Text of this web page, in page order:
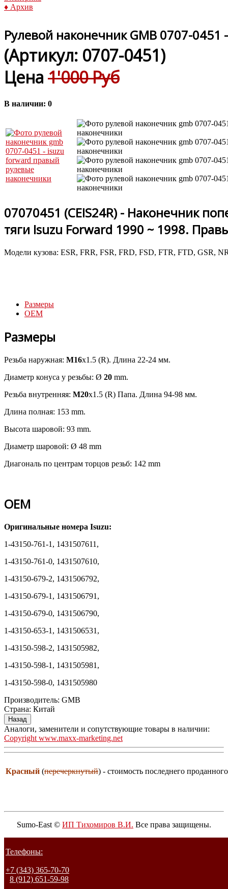
♦ Архив
Рулевой наконечник GMB 0707-
(Артикул: 0707-0451)
Цена 1'000 Руб
В наличии: 0
07070451 (CEIS24R) - Наконечник
тяги Isuzu Forward 1990 ~ 1998.
Модели кузова: ESR, FRR, FSR, FRD, FSD, FTR, FTD, GSR,
Размеры
OEM
Размеры
Резьба наружная: M16x1.5 (R). Длина 22-24 мм.
Диаметр конуса у резьбы: Ø 20 mm.
Резьба внутренняя: M20x1.5 (R) Папа. Длина 94-98 мм.
Длина полная: 153 mm.
Высота шаровой: 93 mm.
Диаметр шаровой: Ø 48 mm
Диагональ по центрам торцов резьб: 142 mm
OEM
Оригинальные номера Isuzu:
1-43150-761-1, 1431507611,
1-43150-761-0, 1431507610,
1-43150-679-2, 1431506792,
1-43150-679-1, 1431506791,
1-43150-679-0, 1431506790,
1-43150-653-1, 1431506531,
1-43150-598-2, 1431505982,
1-43150-598-1, 1431505981,
1-43150-598-0, 1431505980
Производитель: GMB
Страна: Китай
Аналоги, заменители и сопутствующие товары в наличии:
Copyright www.maxx-marketing.net
Красный (перечеркнутый) - стоимость последнего
Sumo-East © ИП Тихомиров В.И. Все права защищены.
Телефоны:
+7 (343) 365-70-70
8 (912) 651-59-98